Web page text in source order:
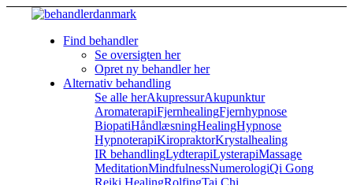
Find behandler
Se oversigten her
Opret ny behandler her
Alternativ behandling
Se alle herAkupressurAkupunktur
AromaterapiFjernhealingFjernhypnose
BiopatiHåndlæsningHealingHypnose
HypnoterapiKiropraktorKrystalhealing
IR behandlingLydterapiLysterapiMassage
MeditationMindfulnessNumerologiQi Gong
Reiki HealingRolfingTai Chi